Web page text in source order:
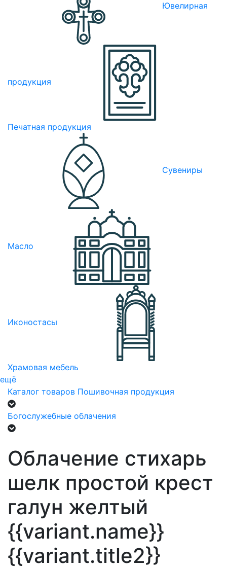
Ювелирная
продукция
Печатная продукция
Сувениры
Масло
Иконостасы
Храмовая мебель
ещё
Каталог товаров Пошивочная продукция
Богослужебные облачения
Облачение стихарь
шелк простой крест
галун желтый
{{variant.name}}
{{variant.title2}}